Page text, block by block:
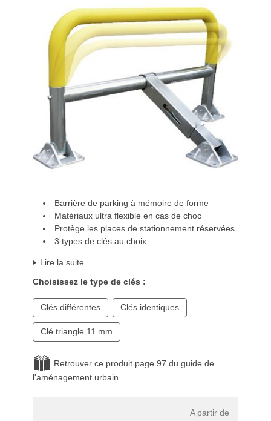
Barrière de parking à mémoire de forme
Matériaux ultra flexible en cas de choc
Protège les places de stationnement réservées
3 types de clés au choix
Lire la suite
Choisissez le type de clés :
Clés différentes Clés identiques
Clé triangle 11 mm
Retrouver ce produit page 97 du guide de
l'aménagement urbain
A partir de